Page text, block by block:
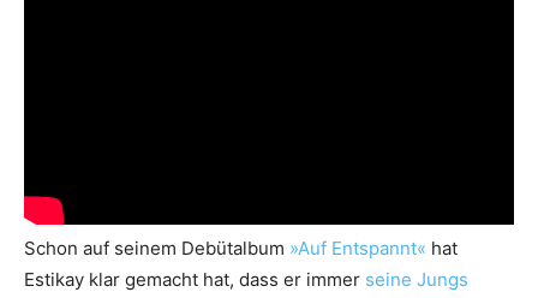
Schon auf seinem Debütalbum »Auf Entspannt« hat
Estikay klar gemacht hat, dass er immer seine Jungs